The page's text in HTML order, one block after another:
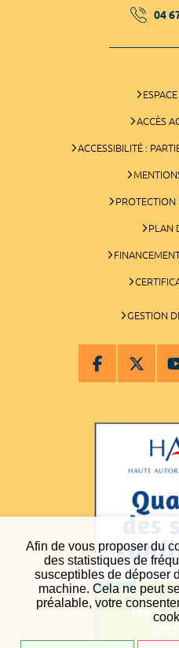
Afin de vous proposer du
des statistiques de
susceptibles de déposer
machine. Cela ne peut
préalable, votre
04
ACCÈS
ACCESSIBILITÉ :
PROTECTION
PLAN
GESTION